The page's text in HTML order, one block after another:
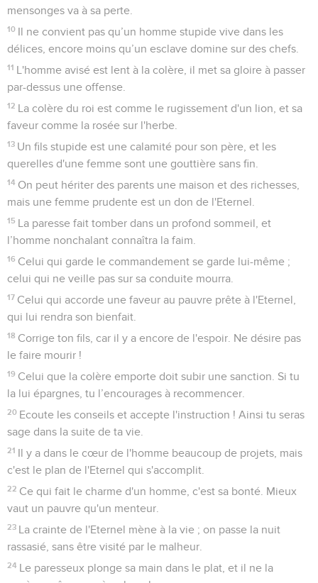
mensonges va à sa perte.
10 Il ne convient pas qu’un homme stupide vive dans les
délices, encore moins qu’un esclave domine sur des chefs.
11 L'homme avisé est lent à la colère, il met sa gloire à passer
par-dessus une offense.
12 La colère du roi est comme le rugissement d'un lion, et sa
faveur comme la rosée sur l'herbe.
13 Un fils stupide est une calamité pour son père, et les
querelles d'une femme sont une gouttière sans fin.
14 On peut hériter des parents une maison et des richesses,
mais une femme prudente est un don de l'Eternel.
15 La paresse fait tomber dans un profond sommeil, et
l’homme nonchalant connaîtra la faim.
16 Celui qui garde le commandement se garde lui-même ;
celui qui ne veille pas sur sa conduite mourra.
17 Celui qui accorde une faveur au pauvre prête à l'Eternel,
qui lui rendra son bienfait.
18 Corrige ton fils, car il y a encore de l'espoir. Ne désire pas
le faire mourir !
19 Celui que la colère emporte doit subir une sanction. Si tu
la lui épargnes, tu l’encourages à recommencer.
20 Ecoute les conseils et accepte l'instruction ! Ainsi tu seras
sage dans la suite de ta vie.
21 Il y a dans le cœur de l'homme beaucoup de projets, mais
c'est le plan de l'Eternel qui s'accomplit.
22 Ce qui fait le charme d'un homme, c'est sa bonté. Mieux
vaut un pauvre qu'un menteur.
23 La crainte de l'Eternel mène à la vie ; on passe la nuit
rassasié, sans être visité par le malheur.
24 Le paresseux plonge sa main dans le plat, et il ne la